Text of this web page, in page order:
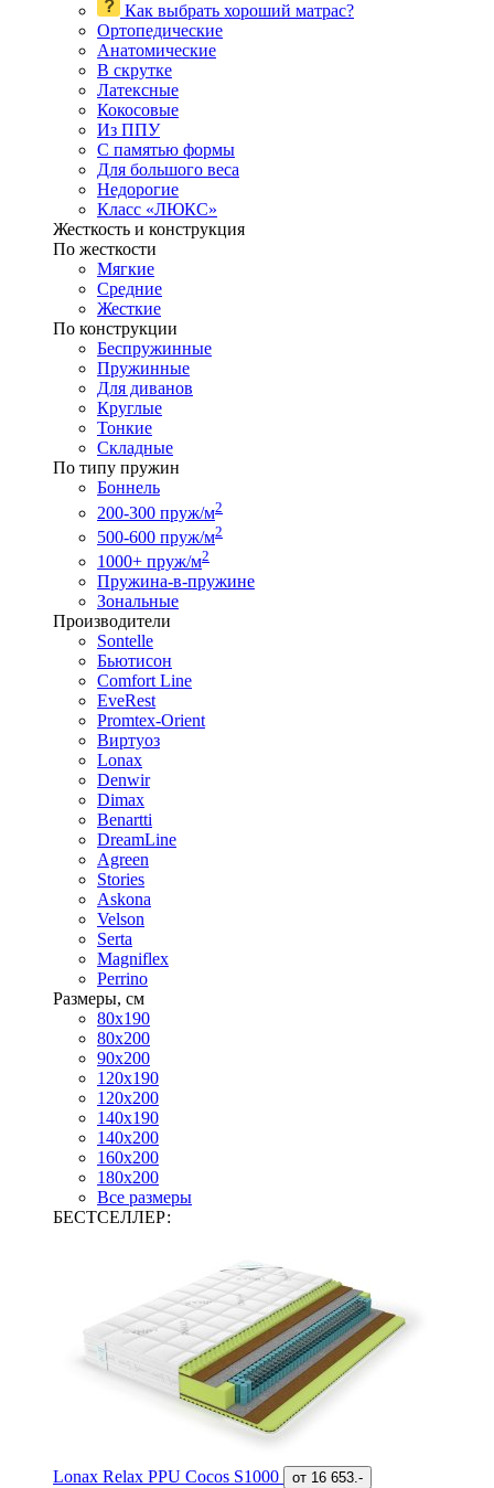
Как выбрать хороший матрас?
Ортопедические
Анатомические
В скрутке
Латексные
Кокосовые
Из ППУ
С памятью формы
Для большого веса
Недорогие
Класс «ЛЮКС»
Жесткость и конструкция
По жесткости
Мягкие
Средние
Жесткие
По конструкции
Беспружинные
Пружинные
Для диванов
Круглые
Тонкие
Складные
По типу пружин
Боннель
200-300 пруж/м2
500-600 пруж/м2
1000+ пруж/м2
Пружина-в-пружине
Зональные
Производители
Sontelle
Бьютисон
Comfort Line
EveRest
Promtex-Orient
Виртуоз
Lonax
Denwir
Dimax
Benartti
DreamLine
Agreen
Stories
Askona
Velson
Serta
Magniflex
Perrino
Размеры, см
80х190
80х200
90х200
120х190
120х200
140х190
140х200
160х200
180х200
Все размеры
БЕСТСЕЛЛЕР:
Lonax Relax PPU Cocos S1000 от 16 653.-